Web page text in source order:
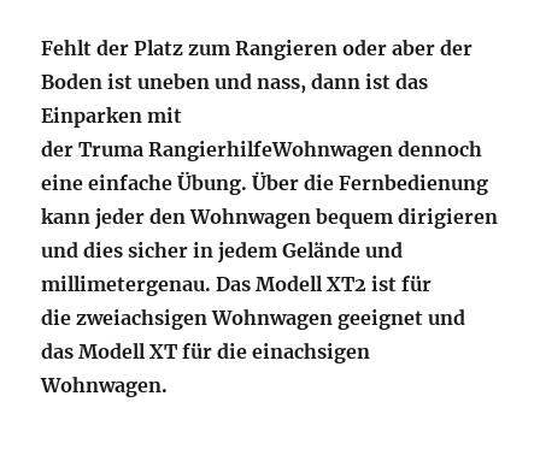
Fehlt der Platz zum Rangieren oder aber der
Boden ist uneben und nass, dann ist das
Einparken mit
der Truma RangierhilfeWohnwagen dennoch
eine einfache Übung. Über die Fernbedienung
kann jeder den Wohnwagen bequem dirigieren
und dies sicher in jedem Gelände und
millimetergenau. Das Modell XT2 ist für
die zweiachsigen Wohnwagen geeignet und
das Modell XT für die einachsigen
Wohnwagen.